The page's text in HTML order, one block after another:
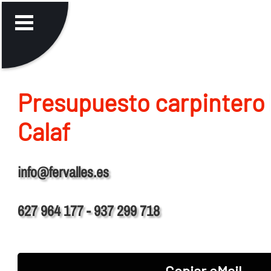
Presupuesto carpintero
Calaf
info@fervalles.es
627 964 177 - 937 299 718